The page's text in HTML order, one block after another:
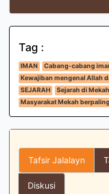
Tag :
IMAN Cabang-cabang
Kewajiban mengenal Allah
SEJARAH
Sejarah di Mekah
Masyarakat Mekah
Tafsir Jalalayn
Diskusi